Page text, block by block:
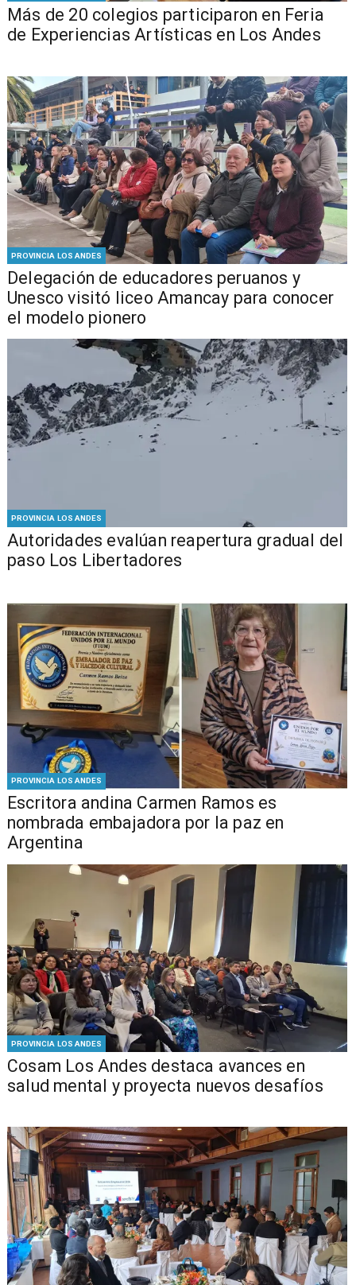
Más de 20 colegios participaron en Feria
de Experiencias Artísticas en Los Andes
PROVINCIA LOS ANDES
Delegación de educadores peruanos y
Unesco visitó liceo Amancay para conocer
el modelo pionero
PROVINCIA LOS ANDES
​​Autoridades evalúan reapertura gradual del
paso Los Libertadores
PROVINCIA LOS ANDES
Escritora andina Carmen Ramos es
nombrada embajadora por la paz en
Argentina
PROVINCIA LOS ANDES
Cosam Los Andes destaca avances en
salud mental y proyecta nuevos desafíos